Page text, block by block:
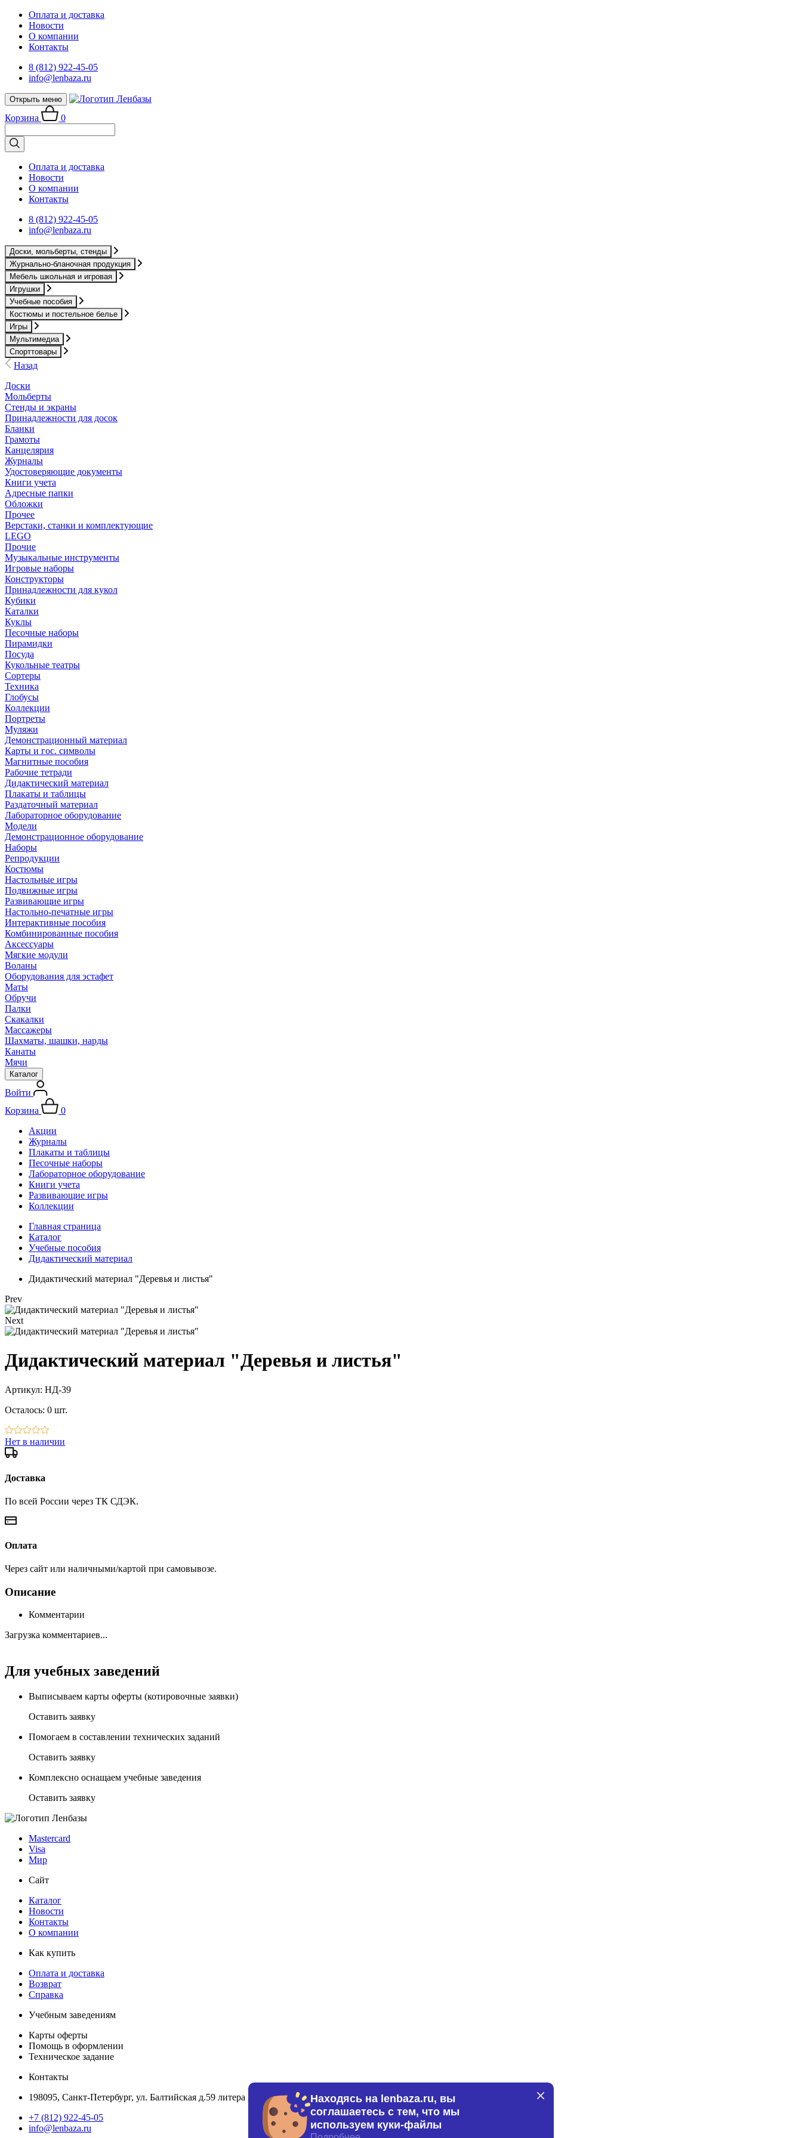
Оплата и доставка
Новости
О компании
Контакты
8 (812) 922-45-05
info@lenbaza.ru
Открыть меню
Корзина 0
Оплата и доставка
Новости
О компании
Контакты
8 (812) 922-45-05
info@lenbaza.ru
Доски, мольберты, стенды
Журнально-бланочная продукция
Мебель школьная и игровая
Игрушки
Учебные пособия
Костюмы и постельное белье
Игры
Мультимедиа
Спорттовары
Назад
Доски
Мольберты
Стенды и экраны
Принадлежности для досок
Бланки
Грамоты
Канцелярия
Журналы
Удостоверяющие документы
Книги учета
Адресные папки
Обложки
Прочее
Верстаки, станки и комплектующие
LEGO
Прочие
Музыкальные инструменты
Игровые наборы
Конструкторы
Принадлежности для кукол
Кубики
Каталки
Куклы
Песочные наборы
Пирамидки
Посуда
Кукольные театры
Сортеры
Техника
Глобусы
Коллекции
Портреты
Муляжи
Демонстрационный материал
Карты и гос. символы
Магнитные пособия
Рабочие тетради
Дидактический материал
Плакаты и таблицы
Раздаточный материал
Лабораторное оборудование
Модели
Демонстрационное оборудование
Наборы
Репродукции
Костюмы
Настольные игры
Подвижные игры
Развивающие игры
Настольно-печатные игры
Интерактивные пособия
Комбинированные пособия
Аксессуары
Мягкие модули
Воланы
Оборудования для эстафет
Маты
Обручи
Палки
Скакалки
Массажеры
Шахматы, шашки, нарды
Канаты
Мячи
Каталог
Войти
Корзина
0
Акции
Журналы
Плакаты и таблицы
Песочные наборы
Лабораторное оборудование
Книги учета
Развивающие игры
Коллекции
Главная страница
Каталог
Учебные пособия
Дидактический материал
Дидактический материал "Деревья и листья"
Prev
Next
Дидактический материал "Деревья и листья"
Артикул: НД-39
Осталось: 0 шт.
Нет в наличии
Доставка
По всей России через ТК СДЭК.
Оплата
Через сайт или наличными/картой при самовывозе.
Описание
Комментарии
Загрузка комментариев...
Для учебных заведений
Выписываем карты оферты (котировочные заявки)
Оставить заявку
Помогаем в составлении технических заданий
Оставить заявку
Комплексно оснащаем учебные заведения
Оставить заявку
Mastercard
Visa
Мир
Сайт
Каталог
Новости
Контакты
О компании
Как купить
Оплата и доставка
Возврат
Справка
Учебным заведениям
Карты оферты
Помощь в оформлении
Техническое задание
Контакты
198095, Санкт-Петербург, ул. Балтийская д.59 литера А, пом. 1-Н (77)
+7 (812) 922-45-05
info@lenbaza.ru
Находясь на lenbaza.ru, вы
соглашаетесь с тем, что мы
используем куки-файлы